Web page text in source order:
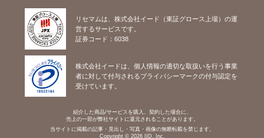
リセマムは、株式会社イード（東証グロース上場）の運
営するサービスです。
証券コード：6038
株式会社イードは、個人情報の適切な取扱いを行う事業
者に対して付与されるプライバシーマークの付与認定を
受けています。
紹介した商品/サービスを購入、契約した場合に、
売上の一部が弊社サイトに還元されることがあります。
当サイトに掲載の記事・見出し・写真・画像の無断転載を禁じます。
Copyright © 2026 IID, Inc.